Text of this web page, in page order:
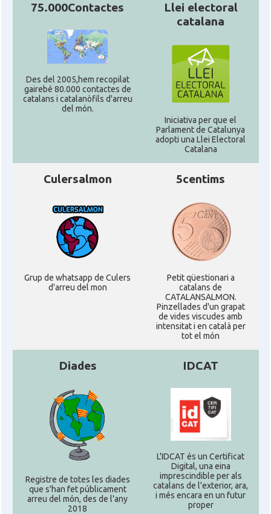
75.000Contactes
Des del 2005,hem recopilat
gairebé 80.000 contactes de
catalans i catalanòfils d'arreu
del món.
Llei electoral
catalana
Iniciativa per que el
Parlament de Catalunya
adopti una Llei Electoral
Catalana
Culersalmon
Grup de whatsapp de Culers
d'arreu del mon
5centims
Petit qüestionari a
catalans de
CATALANSALMON.
Pinzellades d'un grapat
de vides viscudes amb
intensitat i en català per
tot el món
Diades
Registre de totes les diades
que s'han fet públicament
arreu del món, des de l'any
2018
IDCAT
L'IDCAT és un Certificat
Digital, una eina
imprescindible per als
catalans de l'exterior, ara,
i més encara en un futur
proper